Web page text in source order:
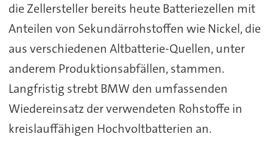
die Zellersteller bereits heute Batteriezellen mit
Anteilen von Sekundärrohstoffen wie Nickel, die
aus verschiedenen Altbatterie-Quellen, unter
anderem Produktionsabfällen, stammen.
Langfristig strebt BMW den umfassenden
Wiedereinsatz der verwendeten Rohstoffe in
kreislauffähigen Hochvoltbatterien an.